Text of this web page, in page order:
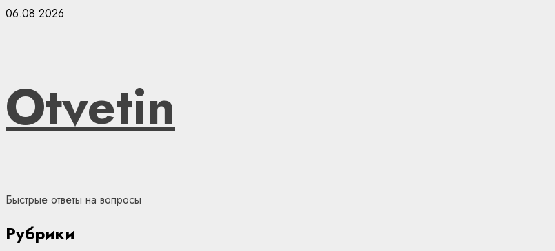
Skip
06.08.2026
Otvetin
Быстрые ответы на вопросы
Рубрики